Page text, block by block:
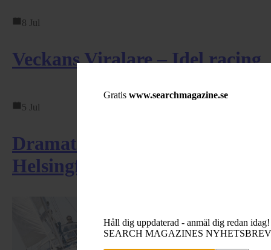
8 Jul
Veckans Viralare – Idel racing
5 Jul
Dramatisk EM-final i
Helsingfors – svensk ...
Gratis www.searchmagazine.se
Håll dig uppdaterad - anmäl dig redan idag!
SEARCH MAGAZINES NYHETSBREV